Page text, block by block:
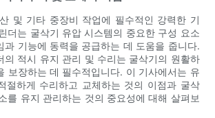
및 기타 중장비 작업에 필수적인 강력한 기
더는 굴삭기 유압 시스템의 중요한 구성 요소
과 기능에 동력을 공급하는 데 도움을 줍니다.
의 적시 유지 관리 및 수리는 굴삭기의 원활하
보장하는 데 필수적입니다. 이 기사에서는 유
절하게 수리하고 교체하는 것의 이점과 굴삭
를 유지 관리하는 것의 중요성에 대해 살펴보